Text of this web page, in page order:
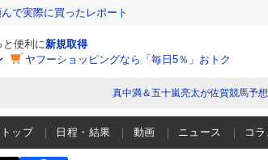
で実際に買ったレポート
と便利に新規取得
ヤフーショッピングなら「毎日5％」おトク
真中満＆五十嵐亮太が佐賀競馬予想
ップ 日程・結果 動画 ニュース コラ